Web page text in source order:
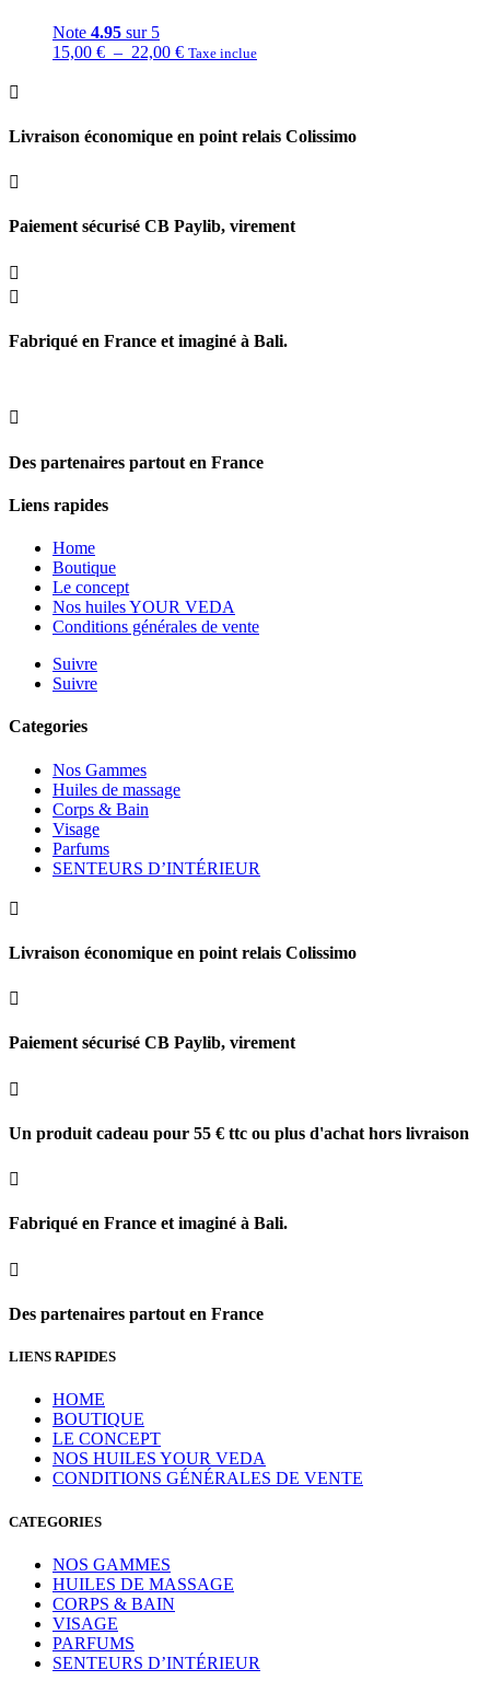
Note 4.95 sur 5
15,00 € – 22,00 €Plage
à
22,00 €
Taxe inclue

Livraison économique en point relais Colissimo

Paiement sécurisé CB Paylib, virement


Fabriqué en France et imaginé à Bali.

Des partenaires partout en France
Liens rapides
Home
Boutique
Le concept
Nos huiles YOUR VEDA
Conditions générales de vente
Suivre
Suivre
Categories
Nos Gammes
Huiles de massage
Corps & Bain
Visage
Parfums
SENTEURS D’INTÉRIEUR

Livraison économique en point relais Colissimo

Paiement sécurisé CB Paylib, virement

Un produit cadeau pour 55 € ttc ou plus d'achat hors livraison

Fabriqué en France et imaginé à Bali.

Des partenaires partout en France
LIENS RAPIDES
HOME
BOUTIQUE
LE CONCEPT
NOS HUILES YOUR VEDA
CONDITIONS GÉNÉRALES DE VENTE
CATEGORIES
NOS GAMMES
HUILES DE MASSAGE
CORPS & BAIN
VISAGE
PARFUMS
SENTEURS D’INTÉRIEUR